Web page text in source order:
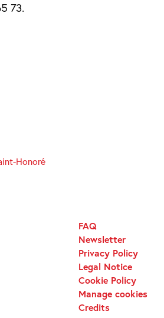
73 91 65 73.
Honoré
FAQ
Newsletter
Privacy Policy
Legal Notice
Cookie Policy
Manage cookies
Credits